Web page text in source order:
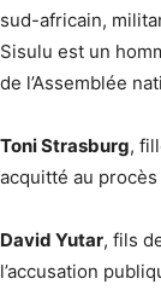
sud-africain,
Sisulu est un
de l’Assemblée
Toni Strasburg,
acquitté au procès
David Yutar, fils
l’accusation